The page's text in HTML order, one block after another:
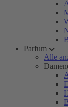
Parfum
Alle